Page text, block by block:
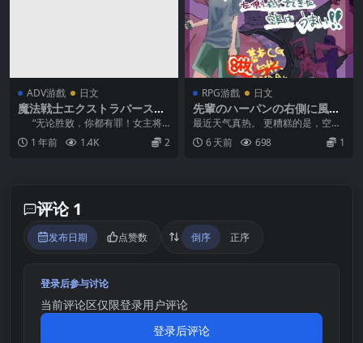
ADV游戲 日文
魔法戦士エクストラバースト
～天使断罪～ [Crack] (ver20
“无论胜败，你都有罪！女主将
受到猥亵的惩罚！” “魔法战士与降
临天使...
1 年前 1.4K 2
RPG游戲 日文
先輩のハーパンの右側に風を
送り込んで左側からでてきた
最近天气真热。 更糟糕的是，空调
还坏了。 这就是我大四暑假的写
照。 找工作已经结...
6 天前 698 1
评论 1
发布日期 点赞数 倒序 正序
登录后参与讨论
当前评论区仅限登录用户评论
登录后评论